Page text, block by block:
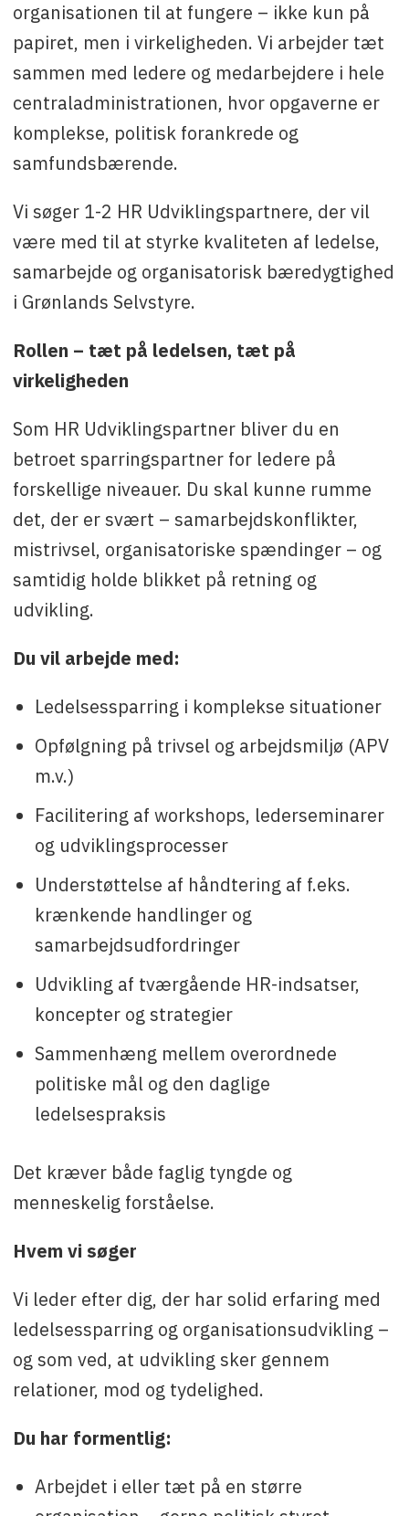
Kontakt: Aviaja Sinkbæk på mail avsn@nanoq.gl
eller tlf. +299 34 64 16
organisationen til at fungere – ikke kun på
papiret, men i virkeligheden. Vi arbejder tæt
sammen med ledere og medarbejdere i hele
centraladministrationen, hvor opgaverne er
komplekse, politisk forankrede og
samfundsbærende.
Vi søger 1-2 HR Udviklingspartnere, der vil
være med til at styrke kvaliteten af ledelse,
samarbejde og organisatorisk bæredygtighed
i Grønlands Selvstyre.
Rollen – tæt på ledelsen, tæt på
virkeligheden
Som HR Udviklingspartner bliver du en
betroet sparringspartner for ledere på
forskellige niveauer. Du skal kunne rumme
det, der er svært – samarbejdskonflikter,
mistrivsel, organisatoriske spændinger – og
samtidig holde blikket på retning og
udvikling.
Du vil arbejde med:
Ledelsessparring i komplekse situationer
Opfølgning på trivsel og arbejdsmiljø (APV
m.v.)
Facilitering af workshops, lederseminarer
og udviklingsprocesser
Understøttelse af håndtering af f.eks.
krænkende handlinger og
samarbejdsudfordringer
Udvikling af tværgående HR-indsatser,
koncepter og strategier
Sammenhæng mellem overordnede
politiske mål og den daglige
ledelsespraksis
Det kræver både faglig tyngde og
menneskelig forståelse.
Hvem vi søger
Vi leder efter dig, der har solid erfaring med
ledelsessparring og organisationsudvikling –
og som ved, at udvikling sker gennem
relationer, mod og tydelighed.
Du har formentlig:
Arbejdet i eller tæt på en større